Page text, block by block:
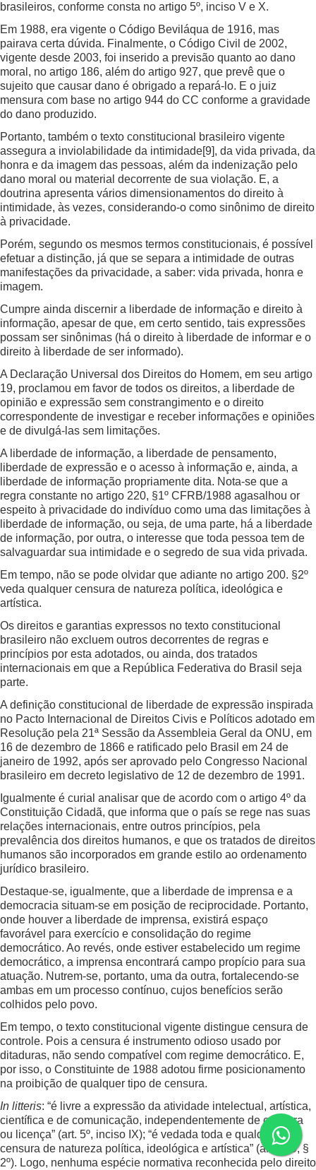
brasileiros, conforme consta no artigo 5º, inciso V e X.
Em 1988, era vigente o Código Beviláqua de 1916, mas
pairava certa dúvida. Finalmente, o Código Civil de 2002,
vigente desde 2003, foi inserido a previsão quanto ao dano
moral, no artigo 186, além do artigo 927, que prevê que o
sujeito que causar dano é obrigado a repará-lo. E o juiz
mensura com base no artigo 944 do CC conforme a gravidade
do dano produzido.
Portanto, também o texto constitucional brasileiro vigente
assegura a inviolabilidade da intimidade[9], da vida privada, da
honra e da imagem das pessoas, além da indenização pelo
dano moral ou material decorrente de sua violação. E, a
doutrina apresenta vários dimensionamentos do direito à
intimidade, às vezes, considerando-o como sinônimo de direito
à privacidade.
Porém, segundo os mesmos termos constitucionais, é possível
efetuar a distinção, já que se separa a intimidade de outras
manifestações da privacidade, a saber: vida privada, honra e
imagem.
Cumpre ainda discernir a liberdade de informação e direito à
informação, apesar de que, em certo sentido, tais expressões
possam ser sinônimas (há o direito à liberdade de informar e o
direito à liberdade de ser informado).
A Declaração Universal dos Direitos do Homem, em seu artigo
19, proclamou em favor de todos os direitos, a liberdade de
opinião e expressão sem constrangimento e o direito
correspondente de investigar e receber informações e opiniões
e de divulgá-las sem limitações.
A liberdade de informação, a liberdade de pensamento,
liberdade de expressão e o acesso à informação e, ainda, a
liberdade de informação propriamente dita. Nota-se que a
regra constante no artigo 220, §1º CFRB/1988 agasalhou or
espeito à privacidade do indivíduo como uma das limitações à
liberdade de informação, ou seja, de uma parte, há a liberdade
de informação, por outra, o interesse que toda pessoa tem de
salvaguardar sua intimidade e o segredo de sua vida privada.
Em tempo, não se pode olvidar que adiante no artigo 200. §2º
veda qualquer censura de natureza política, ideológica e
artística.
Os direitos e garantias expressos no texto constitucional
brasileiro não excluem outros decorrentes de regras e
princípios por esta adotados, ou ainda, dos tratados
internacionais em que a República Federativa do Brasil seja
parte.
A definição constitucional de liberdade de expressão inspirada
no Pacto Internacional de Direitos Civis e Políticos adotado em
Resolução pela 21ª Sessão da Assembleia Geral da ONU, em
16 de dezembro de 1866 e ratificado pelo Brasil em 24 de
janeiro de 1992, após ser aprovado pelo Congresso Nacional
brasileiro em decreto legislativo de 12 de dezembro de 1991.
Igualmente é curial analisar que de acordo com o artigo 4º da
Constituição Cidadã, que informa que o país se rege nas suas
relações internacionais, entre outros princípios, pela
prevalência dos direitos humanos, e que os tratados de direitos
humanos são incorporados em grande estilo ao ordenamento
jurídico brasileiro.
Destaque-se, igualmente, que a liberdade de imprensa e a
democracia situam-se em posição de reciprocidade. Portanto,
onde houver a liberdade de imprensa, existirá espaço
favorável para exercício e consolidação do regime
democrático. Ao revés, onde estiver estabelecido um regime
democrático, a imprensa encontrará campo propício para sua
atuação. Nutrem-se, portanto, uma da outra, fortalecendo-se
ambas em um processo contínuo, cujos benefícios serão
colhidos pelo povo.
Em tempo, o texto constitucional vigente distingue censura de
controle. Pois a censura é instrumento odioso usado por
ditaduras, não sendo compatível com regime democrático. E,
por isso, o Constituinte de 1988 adotou firme posicionamento
na proibição de qualquer tipo de censura.
In litteris: “é livre a expressão da atividade intelectual, artística,
científica e de comunicação, independentemente de censura
ou licença” (art. 5º, inciso IX); “é vedada toda e qualquer
censura de natureza política, ideológica e artística” (art. 220, §
2º). Logo, nenhuma espécie normativa reconhecida pelo direito